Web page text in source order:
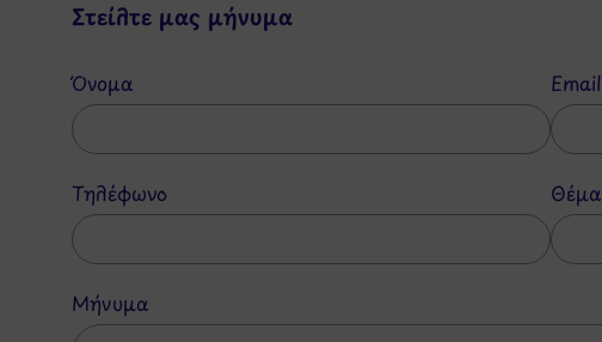
Στείλτε μας μήνυμα
Όνομα Email
Τηλέφωνο Θέμα
Μήνυμα